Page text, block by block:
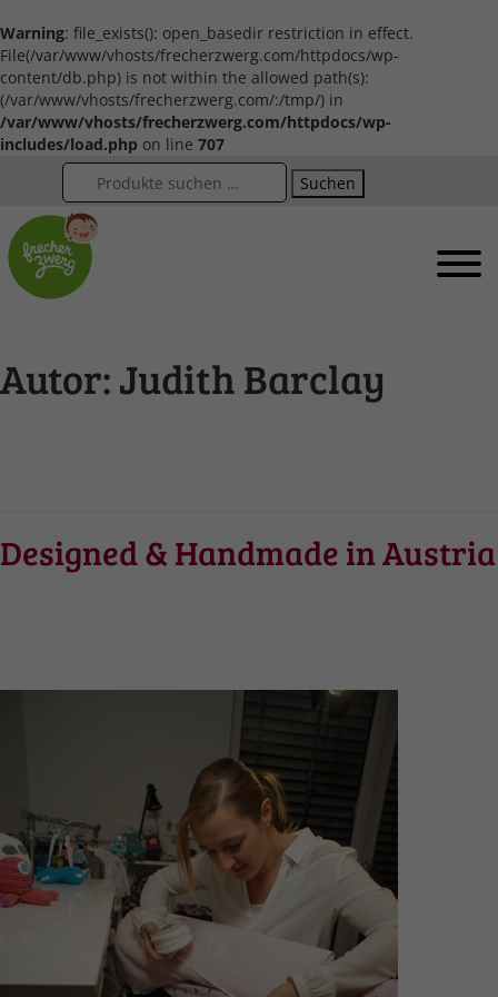
Warning: file_exists(): open_basedir restriction in effect.
File(/var/www/vhosts/frecherzwerg.com/httpdocs/wp-
content/db.php) is not within the allowed path(s):
(/var/www/vhosts/frecherzwerg.com/:/tmp/) in
/var/www/vhosts/frecherzwerg.com/httpdocs/wp-
includes/load.php on line 707
Suchen
Autor:Judith Barclay
Designed & Handmade in Austria